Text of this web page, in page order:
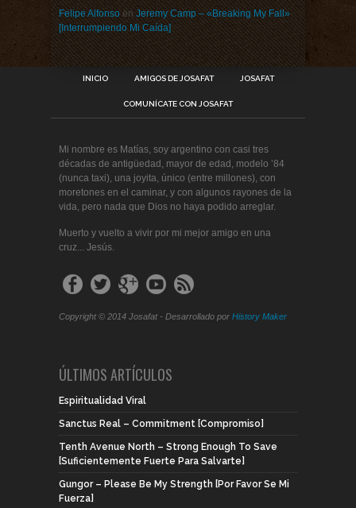
Felipe AlfonsoenJeremy Camp – «Breaking My Fall»
[Interrumpiendo Mi Caída]
INICIO AMIGOS DE JOSAFAT JOSAFAT
COMUNÍCATE CON JOSAFAT
Mi nombre es Matías, soy argentino con casi tres
décadas de antigüedad, mayor de edad, modelo ’84
(nunca taxi), una joyita, único (entre millones), con
moretones en el caminar, y con algunos rayones de la
vida, pero nada que Dios no haya podido arreglar.
Muerto y vuelto a vivir por mi mejor amigo en una
cruz... Jesús.
Copyright © 2014 Josafat - Desarrollado por History Maker
ÚLTIMOS ARTÍCULOS
Espiritualidad Viral
Sanctus Real – Commitment [Compromiso]
Tenth Avenue North – Strong Enough To Save
[Suficientemente Fuerte Para Salvarte]
Gungor – Please Be My Strength [Por Favor Se Mi
Fuerza]